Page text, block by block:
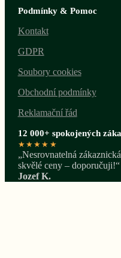
Podmínky & Pomoc
Kontakt
GDPR
Soubory cookies
Obchodní podmínky
Reklamační řád
12 000+ spokojených
★★★★★
„Nesrovnatelná
skvělé ceny – doporučuji!“
Jozef K.